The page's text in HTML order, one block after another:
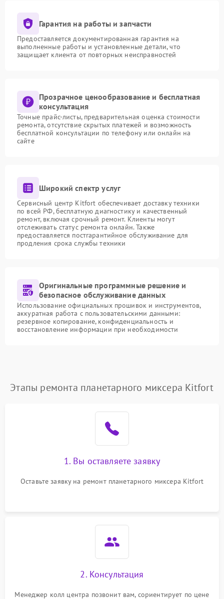
Гарантия на работы и запчасти
Предоставляется документированная гарантия на
выполненные работы и установленные детали, что
защищает клиента от повторных неисправностей
Прозрачное ценообразование и бесплатная
консультация
Точные прайс-листы, предварительная оценка стоимости
ремонта, отсутствие скрытых платежей и возможность
бесплатной консультации по телефону или онлайн на
сайте
Широкий спектр услуг
Сервисный центр Kitfort обеспечивает доставку техники
по всей РФ, бесплатную диагностику и качественный
ремонт, включая срочный ремонт. Клиенты могут
отслеживать статус ремонта онлайн. Также
предоставляется постгарантийное обслуживание для
продления срока службы техники
Оригинальные программные решение и
безопасное обслуживание данных
Использование официальных прошивок и инструментов,
аккуратная работа с пользовательскими данными:
резервное копирование, конфиденциальность и
восстановление информации при необходимости
Этапы ремонта планетарного миксера Kitfort
1. Вы оставляете заявку
Оставьте заявку на ремонт планетарного миксера Kitfort
2. Консультация
Менеджер колл центра позвонит вам, сориентирует по цене